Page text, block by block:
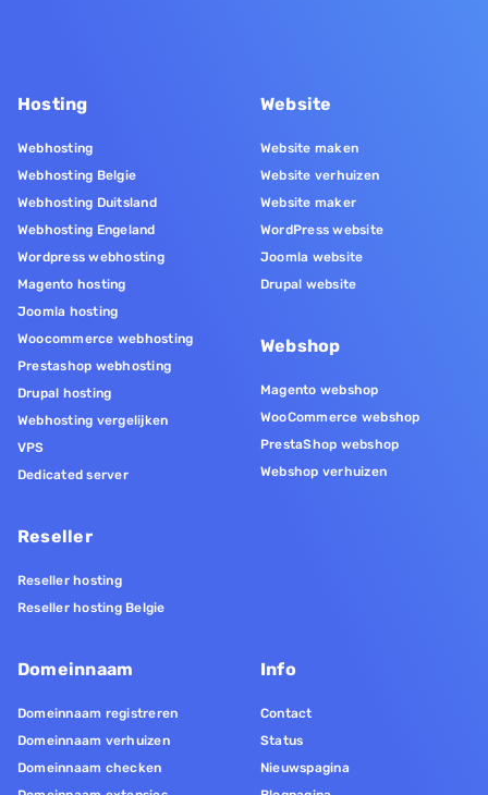
Hosting
Webhosting
Webhosting Belgie
Webhosting Duitsland
Webhosting Engeland
Wordpress webhosting
Magento hosting
Joomla hosting
Woocommerce webhosting
Prestashop webhosting
Drupal hosting
Webhosting vergelijken
VPS
Dedicated server
Reseller
Reseller hosting
Reseller hosting Belgie
Website
Website maken
Website verhuizen
Website maker
WordPress website
Joomla website
Drupal website
Webshop
Magento webshop
WooCommerce webshop
PrestaShop webshop
Webshop verhuizen
Domeinnaam
Domeinnaam registreren
Domeinnaam verhuizen
Domeinnaam checken
Info
Contact
Status
Nieuwspagina